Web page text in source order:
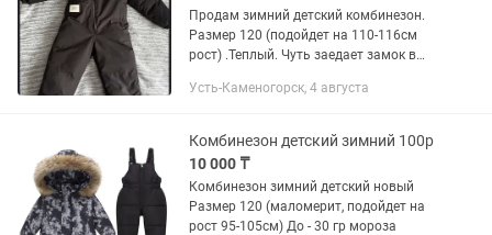
Продам зимний детский комбинезон.
Размер 120 (подойдет на 110-116см
рост) .Теплый. Чуть заедает замок в
расходятся, (на последнем фото
Усть-Каменогорск, 4 августа
Комбинезон детский зимний 100р
10 000 ₸
Комбинезон зимний детский новый
Размер 120 (маломерит, подойдет на
рост 95-105см) До - 30 гр мороза